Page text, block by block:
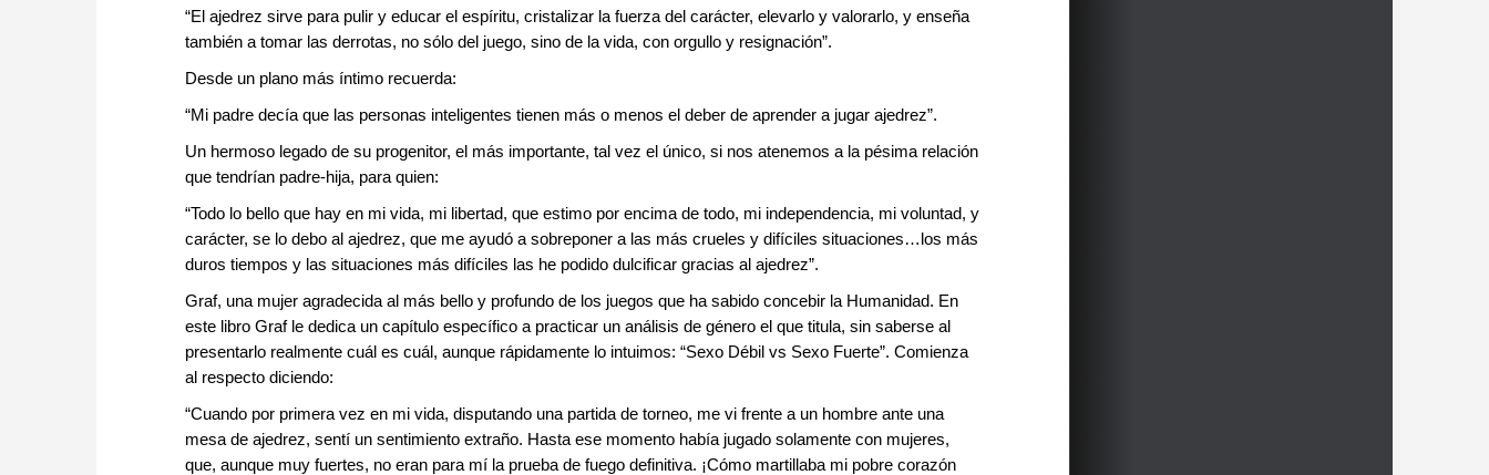
“El ajedrez sirve para pulir y educar el espíritu, cristalizar la fuerza del carácter, elevarlo y valorarlo, y enseña
también a tomar las derrotas, no sólo del juego, sino de la vida, con orgullo y resignación”.
Desde un plano más íntimo recuerda:
“Mi padre decía que las personas inteligentes tienen más o menos el deber de aprender a jugar ajedrez”.
Un hermoso legado de su progenitor, el más importante, tal vez el único, si nos atenemos a la pésima relación
que tendrían padre-hija, para quien:
“Todo lo bello que hay en mi vida, mi libertad, que estimo por encima de todo, mi independencia, mi voluntad, y
carácter, se lo debo al ajedrez, que me ayudó a sobreponer a las más crueles y difíciles situaciones…los más
duros tiempos y las situaciones más difíciles las he podido dulcificar gracias al ajedrez”.
Graf, una mujer agradecida al más bello y profundo de los juegos que ha sabido concebir la Humanidad. En
este libro Graf le dedica un capítulo específico a practicar un análisis de género el que titula, sin saberse al
presentarlo realmente cuál es cuál, aunque rápidamente lo intuimos: “Sexo Débil vs Sexo Fuerte”. Comienza
al respecto diciendo:
“Cuando por primera vez en mi vida, disputando una partida de torneo, me vi frente a un hombre ante una
mesa de ajedrez, sentí un sentimiento extraño. Hasta ese momento había jugado solamente con mujeres,
que, aunque muy fuertes, no eran para mí la prueba de fuego definitiva. ¡Cómo martillaba mi pobre corazón